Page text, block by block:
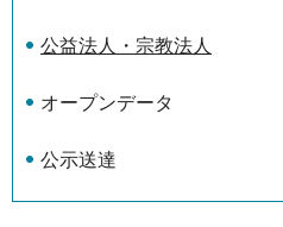
公益法人・宗教法人
オープンデータ
公示送達